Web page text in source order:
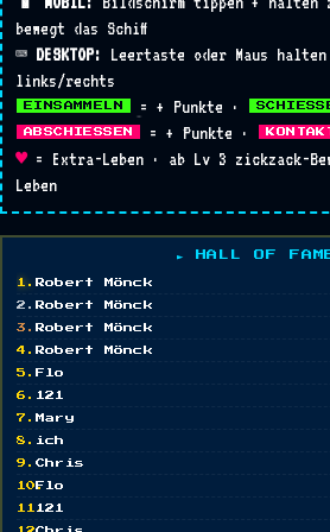
bewegt das Schiff
⌨️ DESKTOP: Leertaste oder Maus
links/rechts
EINSAMMELN = + Punkte ·
ABSCHIESSEN = + Punkte ·
♥= Extra-Leben · ab Lv 3 zickzack-
Leben
► HALL OF
1. Robert Mönck
2. Robert Mönck
3. Robert Mönck
4. Robert Mönck
5. Flo
6. 121
7. Mary
8. ich
9.Chris
10.Flo
11.121
🖥️
Webdesign & CMS
Websites mit WordPress, TYPO3 oder Joomla.
Responsive & SEO-ready. Ab 2.300 €.
Mehr ▸
🎬
Foto- & Videografie
Imagefilme, Recruiting-Videos,
5.4K, Produktshots.
Mehr ▸
📱LinkedIn, TikTok.
Mehr ▸
📈
Performance Marketing
Google Ads, Meta Ads, Retargeting mit
ROI-Fokus.